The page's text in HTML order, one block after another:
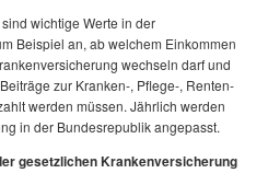
wichtige Werte in der
Beispiel an, ab welchem Einkommen
wechseln darf und
zur Kranken-, Pflege-, Renten-
werden müssen. Jährlich werden
in der Bundesrepublik angepasst.
gesetzlichen Krankenversicherung